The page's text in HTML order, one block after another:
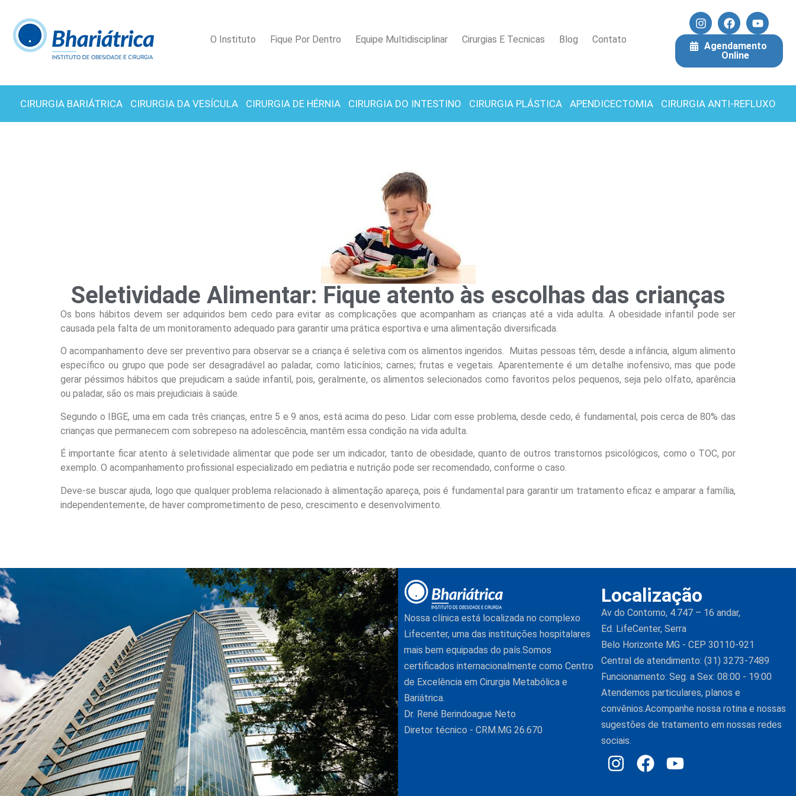
Agendamento
Online
O Instituto Fique Por Dentro Equipe Multidisciplinar Cirurgias E Tecnicas Blog Contato
CIRURGIA BARIÁTRICA CIRURGIA DA VESÍCULA CIRURGIA DE HÉRNIA CIRURGIA DO INTESTINO CIRURGIA PLÁSTICA APENDICECTOMIA CIRURGIA ANTI-REFLUXO
Seletividade Alimentar: Fique atento às escolhas das crianças
Os bons hábitos devem ser adquiridos bem cedo para evitar as complicações que acompanham as crianças até a vida adulta. A obesidade infantil pode ser
causada pela falta de um monitoramento adequado para garantir uma prática esportiva e uma alimentação diversificada.
O acompanhamento deve ser preventivo para observar se a criança é seletiva com os alimentos ingeridos. Muitas pessoas têm, desde a infância, algum alimento
específico ou grupo que pode ser desagradável ao paladar, como laticínios; carnes; frutas e vegetais. Aparentemente é um detalhe inofensivo, mas que pode
gerar péssimos hábitos que prejudicam a saúde infantil, pois, geralmente, os alimentos selecionados como favoritos pelos pequenos, seja pelo olfato, aparência
ou paladar, são os mais prejudiciais à saúde.
Segundo o IBGE, uma em cada três crianças, entre 5 e 9 anos, está acima do peso. Lidar com esse problema, desde cedo, é fundamental, pois cerca de 80% das
crianças que permanecem com sobrepeso na adolescência, mantêm essa condição na vida adulta.
É importante ficar atento à seletividade alimentar que pode ser um indicador, tanto de obesidade, quanto de outros transtornos psicológicos, como o TOC, por
exemplo. O acompanhamento profissional especializado em pediatria e nutrição pode ser recomendado, conforme o caso.
Deve-se buscar ajuda, logo que qualquer problema relacionado à alimentação apareça, pois é fundamental para garantir um tratamento eficaz e amparar a família,
independentemente, de haver comprometimento de peso, crescimento e desenvolvimento.
Nossa clínica está localizada no complexo
Lifecenter, uma das instituições hospitalares
mais bem equipadas do país.Somos
certificados internacionalmente como Centro
de Excelência em Cirurgia Metabólica e
Bariátrica.
Dr. René Berindoague Neto
Diretor técnico - CRM.MG 26.670
Localização
Av do Contorno, 4.747 – 16 andar,
Ed. LifeCenter, Serra
Belo Horizonte MG - CEP 30110-921
Central de atendimento: (31) 3273-7489
Funcionamento: Seg. a Sex: 08:00 - 19:00
Atendemos particulares, planos e
convênios.Acompanhe nossa rotina e nossas
sugestões de tratamento em nossas redes
sociais.